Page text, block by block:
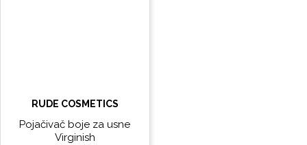
RUDE COSMETICS
Pojačivač boje za usne
Virginish